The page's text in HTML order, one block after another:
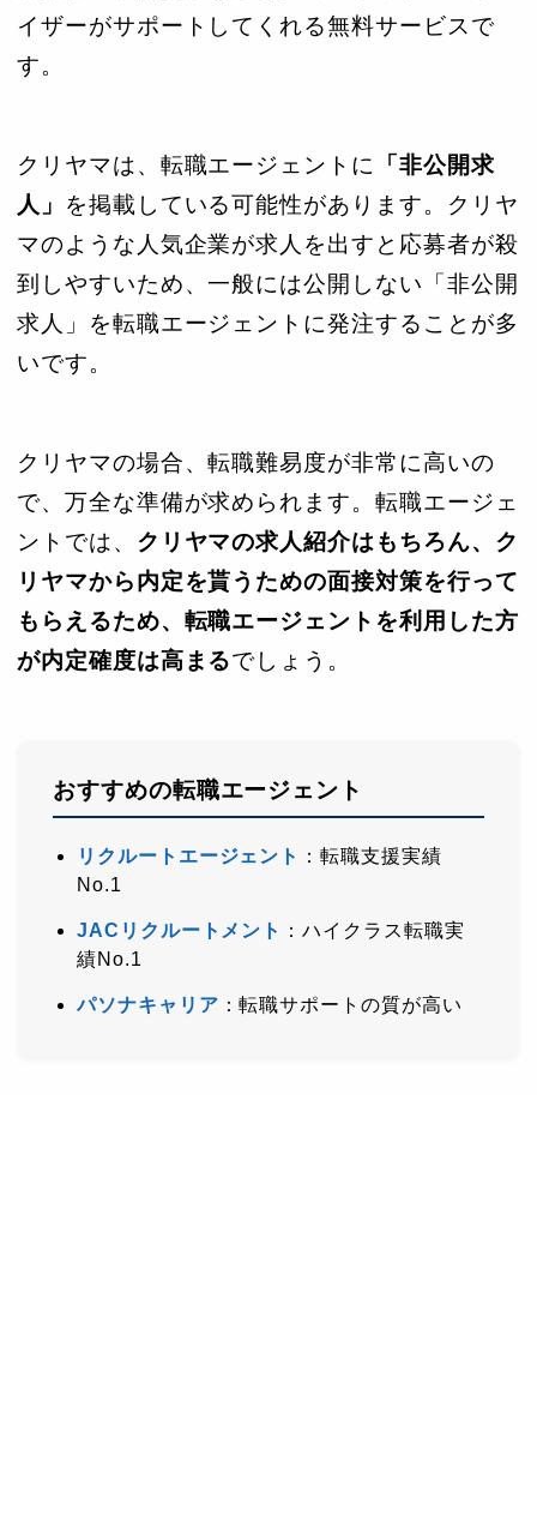
イザーがサポートしてくれる無料サービスで
す。
クリヤマは、転職エージェントに
「非公開求
人」
を掲載している可能性があります。クリヤ
マのような人気企業が求人を出すと応募者が殺
到しやすいため、一般には公開しない「非公開
求人」を転職エージェントに発注することが多
いです。
クリヤマの場合、転職難易度が非常に高いの
で、万全な準備が求められます。転職エージェ
ントでは、 クリヤマの求人紹介はもちろん、ク
リヤマから内定を貰うための面接対策を行って
もらえるため、転職エージェントを利用した方
が内定確度は高まるでしょう。
おすすめの転職エージェント
リクルートエージェント
：転職支援実績
No.1
JACリクルートメント
：ハイクラス転職実
績No.1
パソナキャリア ：転職サポートの質が高い